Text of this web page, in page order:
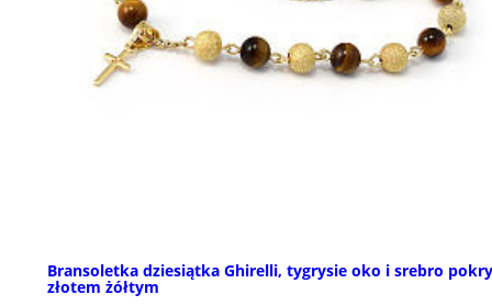
Bransoletka dziesiątka Ghirelli, tygrysie oko i srebro
złotem żółtym